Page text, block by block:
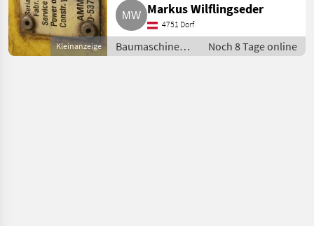
Kleinanzeige
Markus Wilflingseder
4751 Dorf
Baumaschinen /
Kleingeräte
Noch 8 Tage online